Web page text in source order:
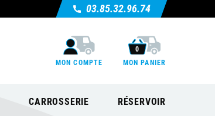
03.85.32.96.74
MON COMPTE
0
MON PANIER
CARROSSERIE RÉSERVOIR